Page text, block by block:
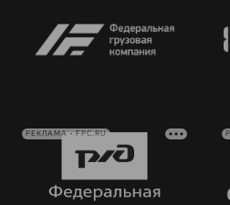
РЕКЛАМА • FPC.RU